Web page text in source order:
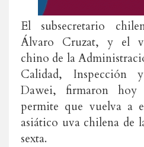
El subsecretario
Álvaro Cruzat, y el
chino de la
Calidad, Inspección
Dawei, firmaron
permite que vuelva a
asiático uva chilena de
sexta.